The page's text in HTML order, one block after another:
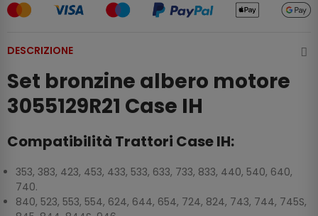
DESCRIZIONE
Set bronzine albero motore
3055129R21 Case IH
Compatibilità Trattori Case IH:
353, 383, 423, 453, 433, 533, 633, 733, 833, 440, 540, 640,
740.
840, 523, 553, 554, 624, 644, 654, 724, 824, 743, 744, 745S,